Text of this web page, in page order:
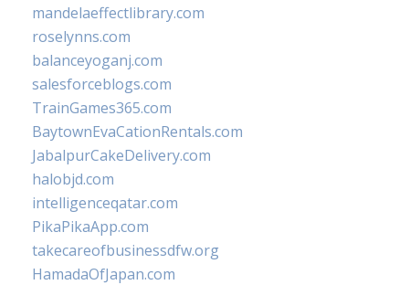
mandelaeffectlibrary.com
roselynns.com
balanceyoganj.com
salesforceblogs.com
TrainGames365.com
BaytownEvaCationRentals.com
JabalpurCakeDelivery.com
halobjd.com
intelligenceqatar.com
PikaPikaApp.com
takecareofbusinessdfw.org
HamadaOfJapan.com